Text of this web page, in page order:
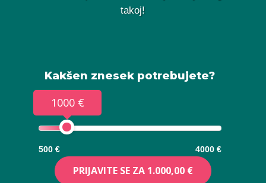
takoj!
Kakšen znesek potrebujete?
1000 €
500 € 4000 €
PRIJAVITE SE ZA 1.000,00 €